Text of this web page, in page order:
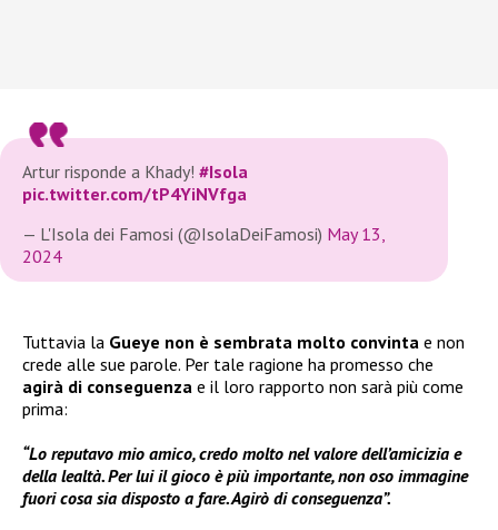
Artur risponde a Khady! #Isola
pic.twitter.com/tP4YiNVfga
— L'Isola dei Famosi (@IsolaDeiFamosi) May 13,
2024
Tuttavia la Gueye non è sembrata molto convinta e non
crede alle sue parole. Per tale ragione ha promesso che
agirà di conseguenza e il loro rapporto non sarà più come
prima:
“Lo reputavo mio amico, credo molto nel valore dell’amicizia e
della lealtà. Per lui il gioco è più importante, non oso immagine
fuori cosa sia disposto a fare. Agirò di conseguenza”.